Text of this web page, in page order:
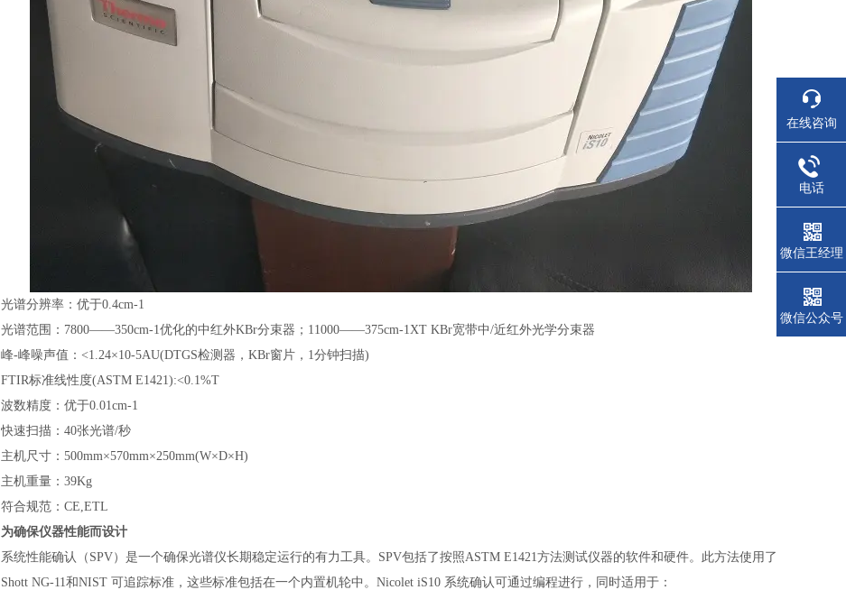
光谱分辨率：优于0.4cm-1
光谱范围：7800——350cm-1优化的中红外KBr分束器；11000——375cm-1XT KBr宽带中/近红外光学分束器
峰-峰噪声值：<1.24×10-5AU(DTGS检测器，KBr窗片，1分钟扫描)
FTIR标准线性度(ASTM E1421):<0.1%T
波数精度：优于0.01cm-1
快速扫描：40张光谱/秒
主机尺寸：500mm×570mm×250mm(W×D×H)
主机重量：39Kg
符合规范：CE,ETL
为确保仪器性能而设计
系统性能确认（SPV）是一个确保光谱仪长期稳定运行的有力工具。SPV包括了按照ASTM E1421方法测试仪器的软件和硬件。此方法使用了
Shott NG-11和NIST 可追踪标准，这些标准包括在一个内置机轮中。Nicolet iS10 系统确认可通过编程进行，同时适用于：
在线咨询
电话
微信王经理
微信公众号